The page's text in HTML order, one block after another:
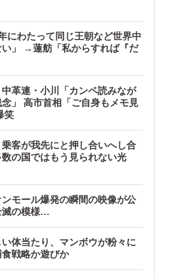
に作る感じがしない・...
にわたって同じ王朝など世界中
い」 →蓮舫「私からすれば『だ
中革連・小川「カンペ読みなが
」 高市首相「ご自身もメモ見
笑
客が我先にと押し合いへし合
の国ではもう見られない光
ンモール爆発の瞬間の映像が公
滅の模様…
体当たり、マンボウが粉々に
戦略か遊びか